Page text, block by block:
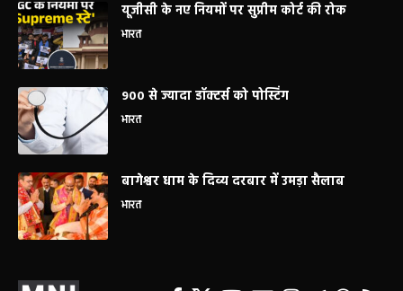
यूजीसी के नए नियमों पर सुप्रीम कोर्ट की रोक
भारत
900 से ज्यादा डॉक्टर्स को पोस्टिंग
भारत
बागेश्वर धाम के दिव्य दरबार में उमड़ा सैलाब
भारत